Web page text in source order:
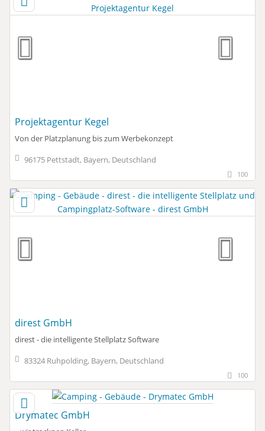
Projektagentur Kegel
Von der Platzplanung bis zum Werbekonzept
96175 Pettstadt, Bayern, Deutschland
100
direst GmbH
direst - die intelligente Stellplatz Software
83324 Ruhpolding, Bayern, Deutschland
100
Drymatec GmbH